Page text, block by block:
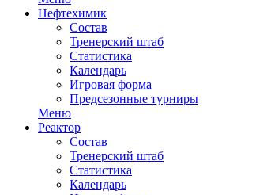
Нефтехимик
Состав
Тренерский штаб
Статистика
Календарь
Игровая форма
Предсезонные турниры
Меню
Реактор
Состав
Тренерский штаб
Статистика
Календарь